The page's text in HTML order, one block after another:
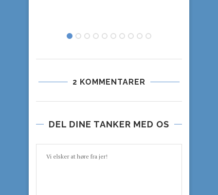
2 KOMMENTARER
DEL DINE TANKER MED OS